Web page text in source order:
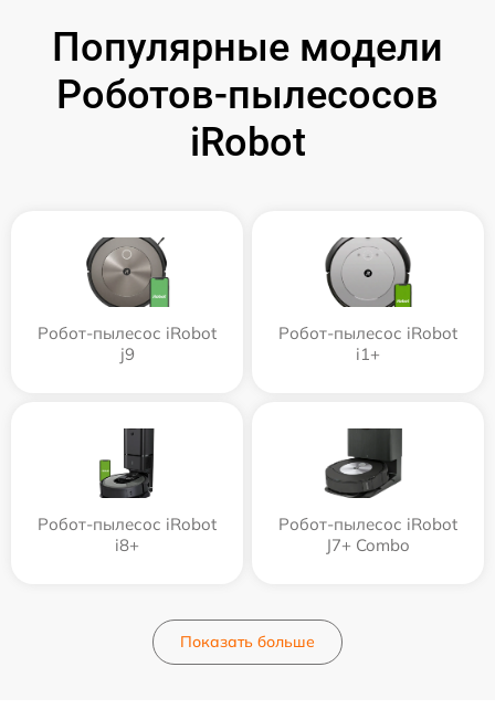
Популярные модели
Роботов-пылесосов
iRobot
Робот-пылесос iRobot
j9
Робот-пылесос iRobot
i1+
Робот-пылесос iRobot
i8+
Робот-пылесос iRobot
J7+ Combo
Показать больше